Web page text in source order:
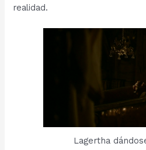
realidad.
Lagertha